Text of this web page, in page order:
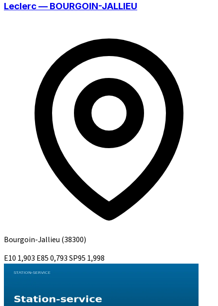
Leclerc — BOURGOIN-JALLIEU
Bourgoin-Jallieu (38300)
E10 1,903 E850,793SP95 1,998